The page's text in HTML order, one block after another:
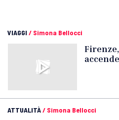
VIAGGI / Simona Bellocci
ATTUALITÀ/ Simona Bellocci